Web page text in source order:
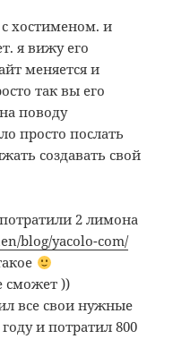
хостименом. и
я вижу его
меняется и
так вы его
поводу
просто послать
создавать свой
2 лимона
blog/yacolo-com/
сможет ))
все свои нужные
и потратил 800